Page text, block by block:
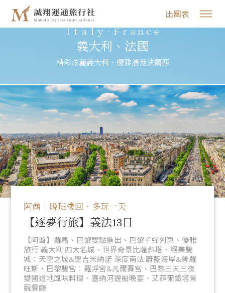
出團表
Ｉｔａｌｙ‧Ｆｒａｎｃｅ
義大利、法國
精彩炫麗義大利、優雅浪漫法蘭西
阿酋｜晚班機回、多玩一天
【逐夢行旅】義法13日
【阿酋】羅馬、巴黎雙點進出、巴黎子彈列車、優雅
旅行 義大利:四大名城、世界奇景比薩斜塔、絕美雙
城：天空之城&聖吉米納諾 深度南法:蔚藍海岸&普羅
旺斯、巴黎雙宮：羅浮宮&凡爾賽宮、巴黎三天三夜
雙國道地風味料理、塞納河遊船晚宴、艾菲爾鐵塔景
觀餐廳